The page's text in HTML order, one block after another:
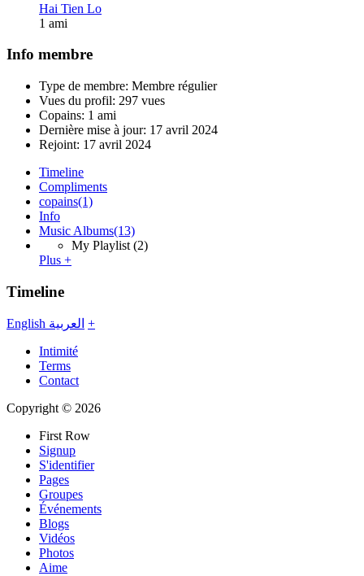
Hai Tien Lo
1 ami
Info membre
Type de membre: Membre régulier
Vues du profil: 297 vues
Copains: 1 ami
Dernière mise à jour: 17 avril 2024
Rejoint: 17 avril 2024
Timeline
Compliments
copains(1)
Info
Music Albums(13)
My Playlist (2)
Plus +
Timeline
English العربية +
Intimité
Terms
Contact
Copyright © 2026
First Row
Signup
S'identifier
Pages
Groupes
Événements
Blogs
Vidéos
Photos
Aime